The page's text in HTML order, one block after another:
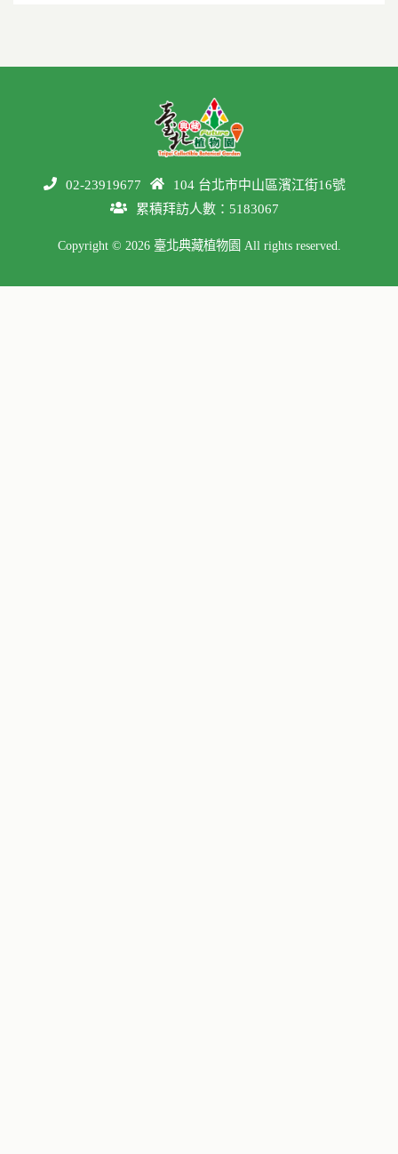
02-23919677
104 台北市中山區濱江街16號
累積拜訪人數：5183067
Copyright © 2026 臺北典藏植物園 All rights reserved.